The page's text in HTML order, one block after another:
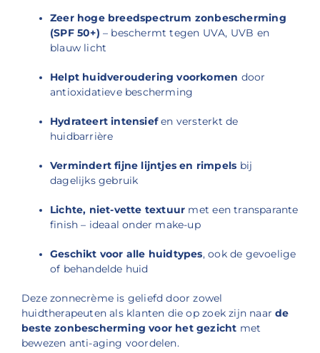
Zeer hoge breedspectrum zonbescherming
(SPF 50+) – beschermt tegen UVA, UVB en
blauw licht
Helpt huidveroudering voorkomen door
antioxidatieve bescherming
Hydrateert intensiefen versterkt de
huidbarrière
Vermindert fijne lijntjes en rimpels bij
dagelijks gebruik
Lichte, niet-vette textuur met een transparante
finish – ideaal onder make-up
Geschikt voor alle huidtypes, ook de gevoelige
of behandelde huid
Deze zonnecrème is geliefd door zowel
huidtherapeuten als klanten die op zoek zijn naarde
beste zonbescherming voor het gezicht met
bewezen anti-aging voordelen.